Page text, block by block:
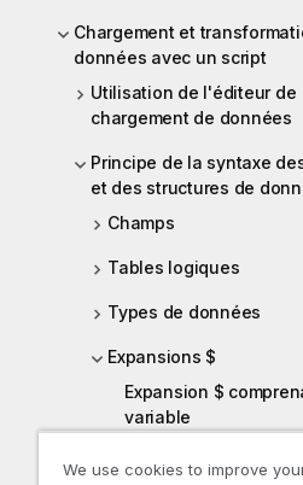
Chargement et
données avec un script
Utilisation de l'éditeur de
chargement de données
Principe de la syntaxe
et des structures de
Champs
Tables logiques
Types de données
Expansions $
Expansion $
variable
Expansion $
We use cookies to improve